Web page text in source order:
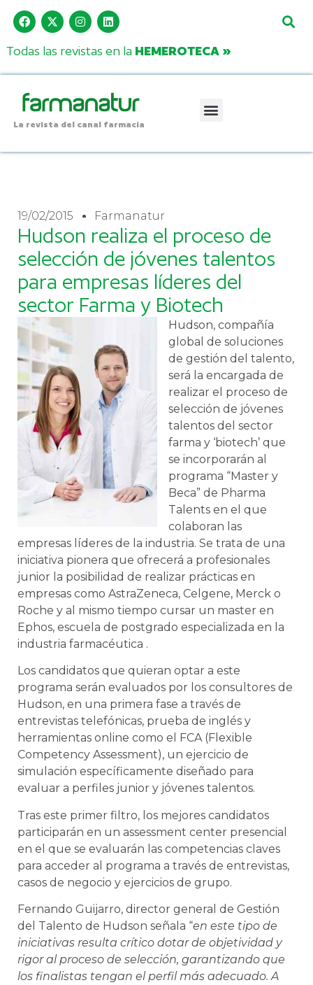
Todas las revistas en la HEMEROTECA »
La revista del canal farmacia
19/02/2015 Farmanatur
Hudson realiza el proceso de
selección de jóvenes talentos
para empresas líderes del
sector Farma y Biotech
Hudson, compañía
global de soluciones
de gestión del talento,
será la encargada de
realizar el proceso de
selección de jóvenes
talentos del sector
farma y ‘biotech’ que
se incorporarán al
programa “Master y
Beca” de Pharma
Talents en el que
colaboran las
empresas líderes de la industria. Se trata de una
iniciativa pionera que ofrecerá a profesionales
junior la posibilidad de realizar prácticas en
empresas como AstraZeneca, Celgene, Merck o
Roche y al mismo tiempo cursar un master en
Ephos, escuela de postgrado especializada en la
industria farmacéutica .
Los candidatos que quieran optar a este
programa serán evaluados por los consultores de
Hudson, en una primera fase a través de
entrevistas telefónicas, prueba de inglés y
herramientas online como el FCA (Flexible
Competency Assessment), un ejercicio de
simulación específicamente diseñado para
evaluar a perfiles junior y jóvenes talentos.
Tras este primer filtro, los mejores candidatos
participarán en un assessment center presencial
en el que se evaluarán las competencias claves
para acceder al programa a través de entrevistas,
casos de negocio y ejercicios de grupo.
Fernando Guijarro, director general de Gestión
del Talento de Hudson señala “en este tipo de
iniciativas resulta crítico dotar de objetividad y
rigor al proceso de selección, garantizando que
los finalistas tengan el perfil más adecuado. A